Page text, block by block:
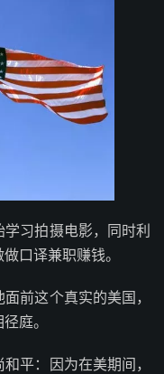
习拍摄电影，同时利
口译兼职赚钱。
前这个真实的美国，
庭。
平：因为在美期间，